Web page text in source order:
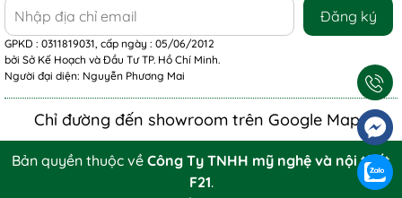
Đăng ký
GPKD : 0311819031, cấp ngày : 05/06/2012
bởi Sở Kế Hoạch và Đầu Tư TP. Hồ Chí Minh.
Người đại diện: Nguyễn Phương Mai
Chỉ đường đến showroom trên Google Maps
Bản quyền thuộc về Công Ty TNHH mỹ nghệ và nội thất
F21.